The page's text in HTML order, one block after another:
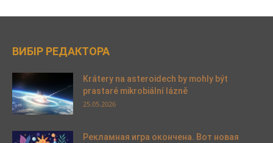
ВИБІР РЕДАКТОРА
Krátery na asteroidech by mohly být
prastaré mikrobiální lázně
25.05.2026
Рекламная игра окончена. Вот новая